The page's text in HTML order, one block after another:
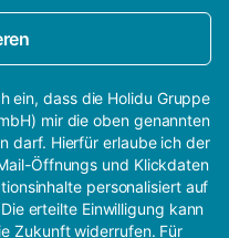
ein, dass die Holidu Gruppe
mir die oben genannten
darf. Hierfür erlaube ich der
Öffnungs und Klickdaten
personalisiert auf
erteilte Einwilligung kann
Zukunft widerrufen. Für